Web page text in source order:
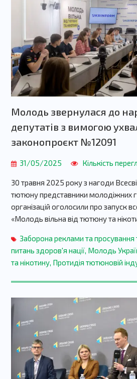
Молодь звернулася до
депутатів з вимогою
законопроєкт №12091
31/05/2025 Кількість
30 травня 2025 року з нагоди
тютюну представники молодіжних
організацій оголосили про запуск
«Молодь вільна від тютюну та
Заборона реклами та
питань здоров'я нації, Молодь
та нікотину, Протидія тютюновій